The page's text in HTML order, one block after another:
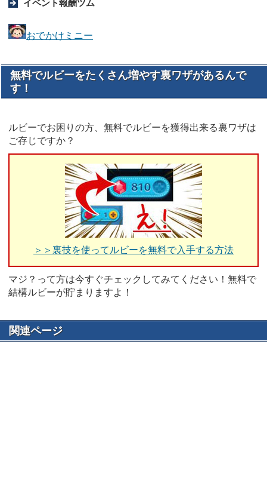
イベント報酬ツム
おでかけミニー
無料でルビーをたくさん増やす裏ワザがあるんで
す！
ルビーでお困りの方、無料でルビーを獲得出来る裏ワザは
ご存じですか？
＞＞裏技を使ってルビーを無料で入手する方法
マジ？って方は今すぐチェックしてみてください！無料で
結構ルビーが貯まりますよ！
関連ページ